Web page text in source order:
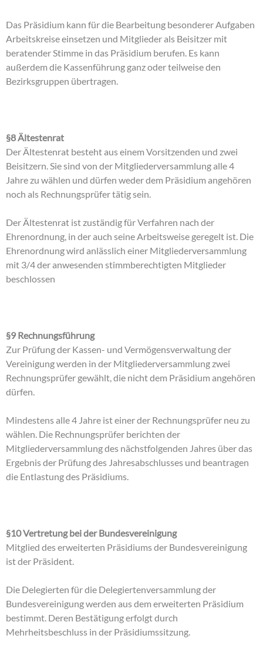
Das Präsidium kann für die Bearbeitung besonderer Aufgaben
Arbeitskreise einsetzen und Mitglieder als Beisitzer mit
beratender Stimme in das Präsidium berufen. Es kann
außerdem die Kassenführung ganz oder teilweise den
Bezirksgruppen übertragen.
§8 Ältestenrat
Der Ältestenrat besteht aus einem Vorsitzenden und zwei
Beisitzern. Sie sind von der Mitgliederversammlung alle 4
Jahre zu wählen und dürfen weder dem Präsidium angehören
noch als Rechnungsprüfer tätig sein.
Der Ältestenrat ist zuständig für Verfahren nach der
Ehrenordnung, in der auch seine Arbeitsweise geregelt ist. Die
Ehrenordnung wird anlässlich einer Mitgliederversammlung
mit 3/4 der anwesenden stimmberechtigten Mitglieder
beschlossen
§9 Rechnungsführung
Zur Prüfung der Kassen- und Vermögensverwaltung der
Vereinigung werden in der Mitgliederversammlung zwei
Rechnungsprüfer gewählt, die nicht dem Präsidium angehören
dürfen.
Mindestens alle 4 Jahre ist einer der Rechnungsprüfer neu zu
wählen. Die Rechnungsprüfer berichten der
Mitgliederversammlung des nächstfolgenden Jahres über das
Ergebnis der Prüfung des Jahresabschlusses und beantragen
die Entlastung des Präsidiums.
§10 Vertretung bei der Bundesvereinigung
Mitglied des erweiterten Präsidiums der Bundesvereinigung
ist der Präsident.
Die Delegierten für die Delegiertenversammlung der
Bundesvereinigung werden aus dem erweiterten Präsidium
bestimmt. Deren Bestätigung erfolgt durch
Mehrheitsbeschluss in der Präsidiumssitzung.